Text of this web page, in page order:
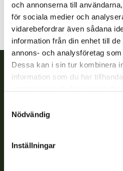
och annonserna till
för sociala medier och
vidarebefordrar även sådana
information från din enhet till
annons- och analysföretag
Dessa kan i sin tur kombinera
information som du har
Nödvändig
Inställningar
Finlands viltcentral främjar en
jaktvårdsföreningarnas
som föreskrivs.